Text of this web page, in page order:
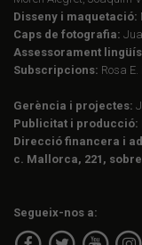
Disseny i maquetació:
Caps de fotografia:
Assessorament
Subscripcions: Rosa
Gerència i projectes:
Publicitat i producció:
Direcció financera i
c. Mallorca, 221,
Segueix-nos a: